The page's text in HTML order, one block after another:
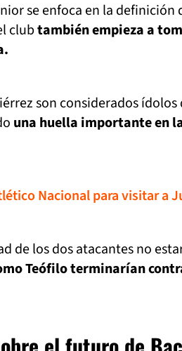
se enfoca en la
clubtambién empieza a
son considerados
una huella importante en
Nacional para visitar a
de los dos atacantes no
Teófilo terminarían